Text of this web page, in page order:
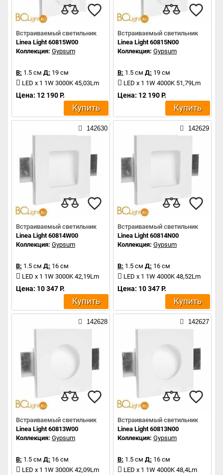
Встраиваемый светильник
Linea Light 60815W00
Коллекция: Gypsum
В: 1.5 см Д: 19 см
LED x 1 1W 3000K 45,03Lm
Цена: 12 190 Р.
Купить
Встраиваемый светильник
Linea Light 60815N00
Коллекция: Gypsum
В: 1.5 см Д: 19 см
LED x 1 1W 4000K 51,79Lm
Цена: 12 190 Р.
Купить
142630
Встраиваемый светильник
Linea Light 60814W00
Коллекция: Gypsum
В: 1.5 см Д: 16 см
LED x 1 1W 3000K 42,19Lm
Цена: 10 347 Р.
Купить
142629
Встраиваемый светильник
Linea Light 60814N00
Коллекция: Gypsum
В: 1.5 см Д: 16 см
LED x 1 1W 4000K 48,52Lm
Цена: 10 347 Р.
Купить
142628
Встраиваемый светильник
Linea Light 60813W00
Коллекция: Gypsum
В: 1.5 см Д: 16 см
LED x 1 1W 3000K 42,09Lm
142627
Встраиваемый светильник
Linea Light 60813N00
Коллекция: Gypsum
В: 1.5 см Д: 16 см
LED x 1 1W 4000K 48,4Lm